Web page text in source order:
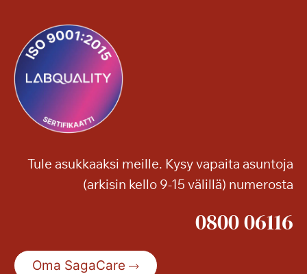
Tule asukkaaksi meille. Kysy vapaita asuntoja
(arkisin kello 9-15 välillä) numerosta
0800 06116
Oma SagaCare